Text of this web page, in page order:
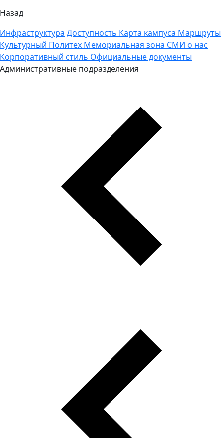
Назад
Инфраструктура Доступность Карта кампуса Маршруты
Культурный Политех Мемориальная зона СМИ о нас
Корпоративный стиль Официальные документы
Административные подразделения